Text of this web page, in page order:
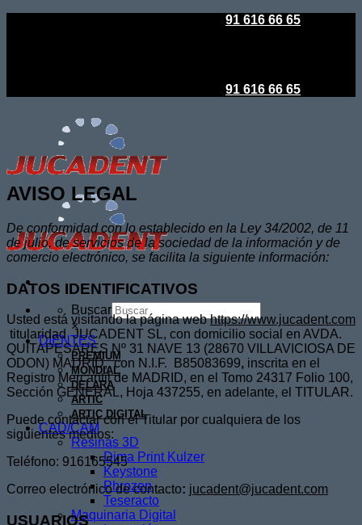
91 616 66 65
91 616 66 65
Buscar
×
DIENTES
PREMIUM
MONDIAL
DELARA
ARTIC
ARTIC DIGITAL
CAD/CAM
Resinas 3D
Dima Print Kulzer
Keystone
Phrozen
Teseracto
Maquinaria Digital
AVISO LEGAL
De conformidad con lo establecido en la Ley 34/2002, de 11
de julio, de servicios de la sociedad de la información y de
comercio electrónico, se facilita la siguiente información:
DATOS IDENTIFICATIVOS
Usted está visitando la página webhttps://www.jucadent.com
titularidad JUCADENT SL, con domicilio social en AVDA.
QUITAPESARES Nº 31 NAVE 13 (28670 VILLAVICIOSA DE
ODON) MADRID, con N.I.F. B85083699, inscrita en el
Registro Mercantil de MADRID, en el Tomo 24317 Folio 100,
Sección GENERAL, Hoja 437255, en adelante, el TITULAR.
Puede contactar con el Titular por cualquiera de los
siguientes medios:
Teléfono: 916165545
Correo electrónico de contacto: jucadent@jucadent.com
USUARIOS